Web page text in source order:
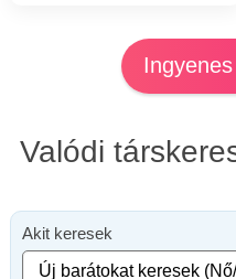
Valódi
Akit keresek